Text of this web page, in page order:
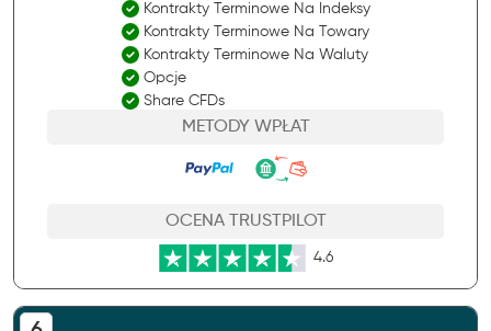
Kontrakty Terminowe Na Indeksy
Kontrakty Terminowe Na Towary
Kontrakty Terminowe Na Waluty
Opcje
Share CFDs
METODY WPŁAT
OCENA TRUSTPILOT
4.6